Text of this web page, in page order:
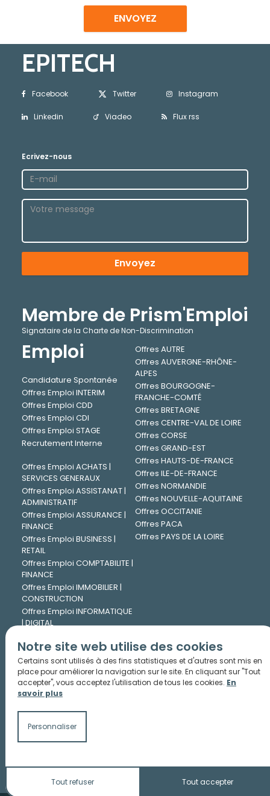
Notre site web utilise des cookies
Certains sont utilisés à des fins statistiques et d'autres sont mis en
place pour améliorer la navigation sur le site. En cliquant sur "Tout
accepter", vous acceptez l'utilisation de tous les cookies. En
savoir plus
Personnaliser
Tout refuser Tout accepter
ENVOYEZ
EPITECH
Facebook Twitter Instagram
Linkedin Viadeo Flux rss
Ecrivez-nous
Envoyez
Membre de Prism'Emploi
Signataire de la Charte de Non-Discrimination
Emploi
Candidature Spontanée
Offres Emploi INTERIM
Offres Emploi CDD
Offres Emploi CDI
Offres Emploi STAGE
Recrutement Interne
Offres Emploi ACHATS |
SERVICES GENERAUX
Offres Emploi ASSISTANAT |
ADMINISTRATIF
Offres Emploi ASSURANCE |
FINANCE
Offres Emploi BUSINESS |
RETAIL
Offres Emploi COMPTABILITE |
FINANCE
Offres Emploi IMMOBILIER |
CONSTRUCTION
Offres Emploi INFORMATIQUE
| DIGITAL
TECHNIQUE
Offres Emploi JURIDIQUE
Offres Emploi LOGISTIQUE |
TRANSPORT
Offres Emploi MARKETING |
CHIMIE
Offres Emploi RESSOURCES
Offres AUTRE
Offres AUVERGNE-RHÔNE-
ALPES
Offres BOURGOGNE-
FRANCHE-COMTÉ
Offres BRETAGNE
Offres CENTRE-VAL DE LOIRE
Offres CORSE
Offres GRAND-EST
Offres HAUTS-DE-FRANCE
Offres ILE-DE-FRANCE
Offres NORMANDIE
Offres NOUVELLE-AQUITAINE
Offres OCCITANIE
Offres PACA
Offres PAYS DE LA LOIRE